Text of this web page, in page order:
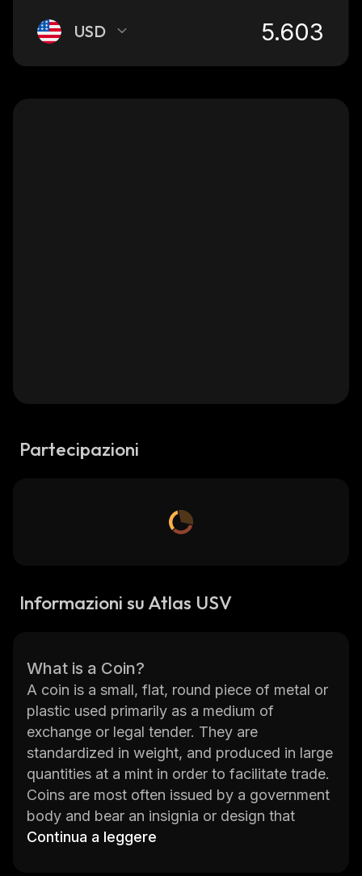
USD
Partecipazioni
Informazioni su Atlas USV
What is a Coin?
A coin is a small, flat, round piece of metal or
plastic used primarily as a medium of
exchange or legal tender. They are
standardized in weight, and produced in large
quantities at a mint in order to facilitate trade.
Coins are most often issued by a government
body and bear an insignia or design that
identifies the issuing nation or authority. Coins
Continua a leggere